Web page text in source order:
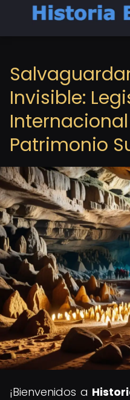
Invisible:
Patrimonio
¡Bienvenidos a